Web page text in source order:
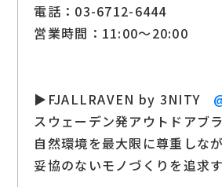
電話：03-6712-6444
営業時間：11:00～20:00
▶FJALLRAVEN by 3NITY
スウェーデン発アウトドアブ
自然環境を最大限に尊重しな
妥協のないモノづくりを追求